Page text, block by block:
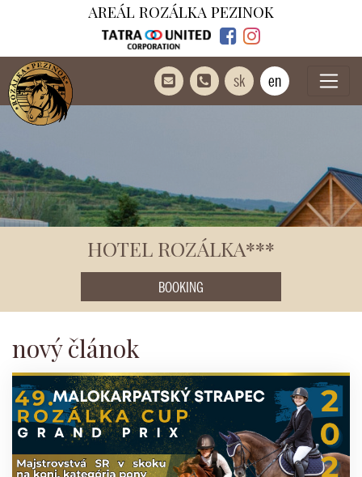
AREÁL ROZÁLKA PEZINOK
sk en
HOTEL ROZÁLKA***
BOOKING
nový článok